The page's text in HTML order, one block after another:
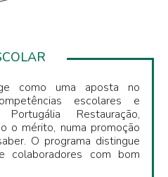
como uma aposta no
escolares e
Restauração,
o mérito, numa promoção
O programa distingue
colaboradores com bom